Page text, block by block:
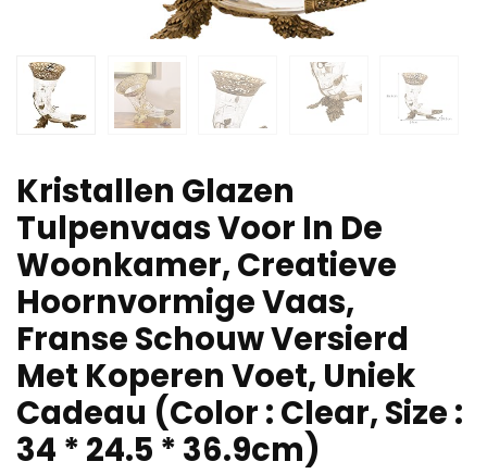
Kristallen Glazen
Tulpenvaas Voor In De
Woonkamer, Creatieve
Hoornvormige Vaas,
Franse Schouw Versierd
Met Koperen Voet, Uniek
Cadeau (Color : Clear, Size :
34 * 24.5 * 36.9cm)